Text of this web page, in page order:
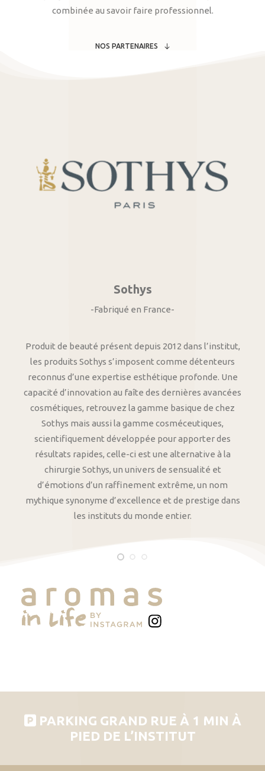
combinée au savoir faire professionnel.
NOS PARTENAIRES
Sothys
-Fabriqué en France-
Produit de beauté présent depuis 2012 dans l’institut,
les produits Sothys s’imposent comme détenteurs
reconnus d’une expertise esthétique profonde. Une
capacité d’innovation au faîte des dernières avancées
cosmétiques, retrouvez la gamme basique de chez
Sothys mais aussi la gamme cosméceutiques,
scientifiquement développée pour apporter des
résultats rapides, celle-ci est une alternative à la
chirurgie Sothys, un univers de sensualité et
d’émotions d’un raffinement extrême, un nom
mythique synonyme d’excellence et de prestige dans
les instituts du monde entier.
PARKING GRAND RUE À 1 MIN À
PIED DE L’INSTITUT